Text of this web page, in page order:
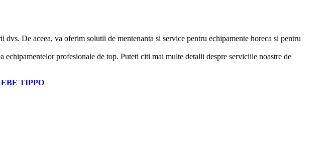
De aceea, va oferim solutii de mentenanta si service pentru echipamente horeca si pentru
profesionale de top. Puteti citi mai multe detalii despre serviciile noastre de
TIPPO